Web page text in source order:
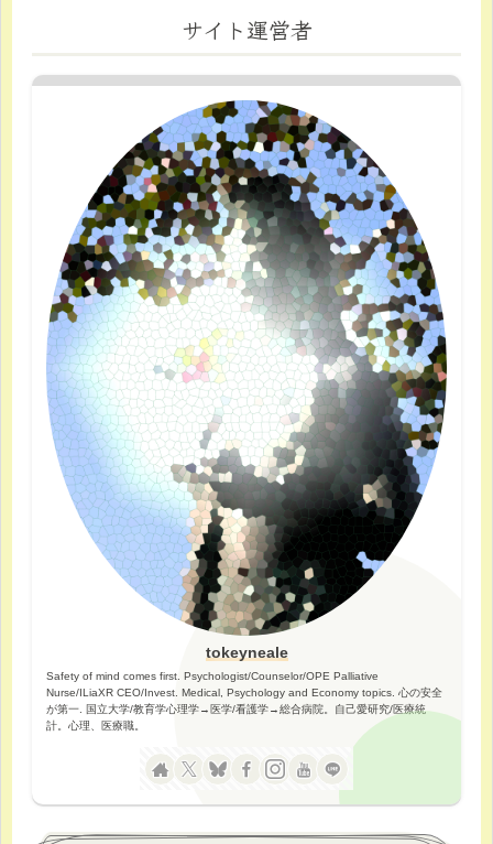
サイト運営者
tokeyneale
Safety of mind comes first. Psychologist/Counselor/OPE Palliative
Nurse/ILiaXR CEO/Invest. Medical, Psychology and Economy topics. 心の安全
が第一. 国立大学/教育学心理学→医学/看護学→総合病院。自己愛研究/医療統
計。心理、医療職。